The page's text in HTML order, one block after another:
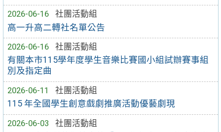
2026-06-16
社團活動組
高一升高二轉社名單公告
2026-06-16
社團活動組
有關本市115學年度學生音樂比賽國小組試辦賽事組
別及指定曲
2026-06-11
社團活動組
115 年全國學生創意戲劇推廣活動優藝劇現
2026-06-03
社團活動組